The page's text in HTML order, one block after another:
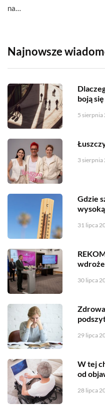
na…
Najnowsze
boją
5 sierpnia
3 sierpnia
Gdzie
31 lipca
30 lipca
29 lipca
W tej
od
28 lipca